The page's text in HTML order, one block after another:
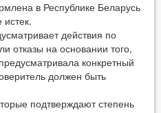
в Республике Беларусь
истек.
действия по
отказы на основании того,
конкретный
должен быть
подтверждают степень